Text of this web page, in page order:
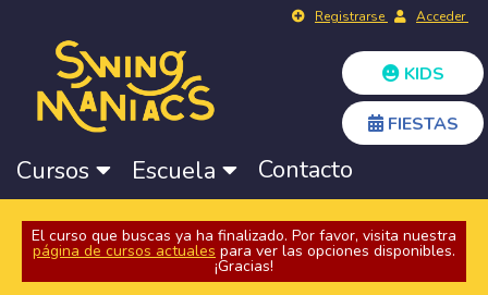
Registrarse Acceder
KIDS
FIESTAS
Cursos Escuela Contacto
El curso que buscas ya ha finalizado. Por favor, visita nuestra
página de cursos actuales para ver las opciones disponibles.
¡Gracias!